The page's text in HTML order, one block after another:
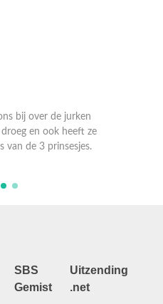
en ook heeft ze
van de 3 prinsesjes.
SBS
Gemist
Uitzending
.net